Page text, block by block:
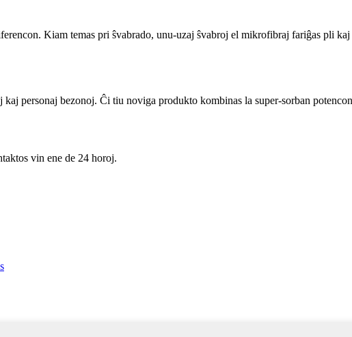
Kiam temas pri ŝvabrado, unu-uzaj ŝvabroj el mikrofibraj fariĝas pli
personaj bezonoj. Ĉi tiu noviga produkto kombinas la super-sorban
vin ene de 24 horoj.